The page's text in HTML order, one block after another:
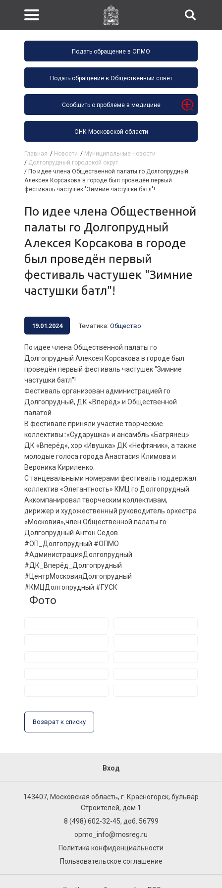
Подать обращение в ОПМО
Подать обращение в Общественный совет
Сообщить о проблеме в медицине
ОНК Московской области
Главная / Новости / Муниципальные новости
/ Долгопрудный городской округ
/ По идее члена Общественной палаты го Долгопрудный
Алексея Корсакова в городе был проведён первый
фестиваль частушек "Зимние частушки батл"!
По идее члена Общественной
палаты го Долгопрудный
Алексея Корсакова в городе
был проведён первый
фестиваль частушек "Зимние
частушки батл"!
19.01.2024 Тематика: Общество
По идее члена Общественной палаты го
Долгопрудный Алексея Корсакова в городе был
проведён первый фестиваль частушек "Зимние
частушки батл"!
Фестиваль организован администрацией го
Долгопрудный, ДК «Вперёд» и Общественной
палатой.
В фестивале приняли участие:творческие
коллективы::«Сударушка» и ансамбль «Багрянец»
ДК «Вперёд», хор «Ивушка» ДК «Нефтяник», а также
молодые голоса города Анастасия Климова и
Вероника Кириленко.
С танцевальными номерами фестиваль поддержал
коллектив «Элегантность» КМЦ го Долгопрудный.
Аккомпанировал творческим коллективам,
дирижер и художественный руководитель оркестра
«Московия»,член Общественной палаты го
Долгопрудный Антон Седов.
#ОП_Долгопрудный #ОПМО
#АдминистрацияДолгопрудный
#ДК_Вперёд_Долгопрудный
#ЦентрМосковияДолгопрудный
#КМЦДолгопрудный #ГУСК
Фото
Возврат к списку
Вход
143407, Московская область, г. Красногорск, бульвар
Строителей, дом 1
8 (498) 602-32-45, доб. 56799
opmo_info@mosreg.ru
Политика конфиденциальности
Пользовательское соглашение